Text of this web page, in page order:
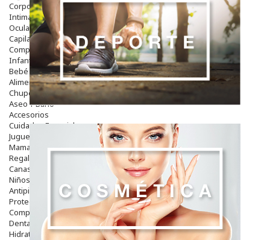
Corporal
Intima
Ocular
Capilar
Complementos
Infantil
Bebé
Alimentación Y Complementos
Chupetes Y Mordedores
Aseo Y Baño
Accesorios
Cuidados Especiales
Juguetes
Mama
Regalos
Canastilla
Niños
Antipiojos
Protección Solar
Complementos Alimentarios
Dentales
Hidratantes